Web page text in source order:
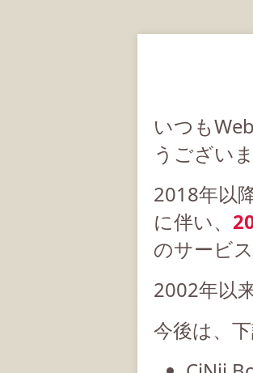
いつも
うございま
2018年以
に伴い、
のサービ
2002年以
今後は、